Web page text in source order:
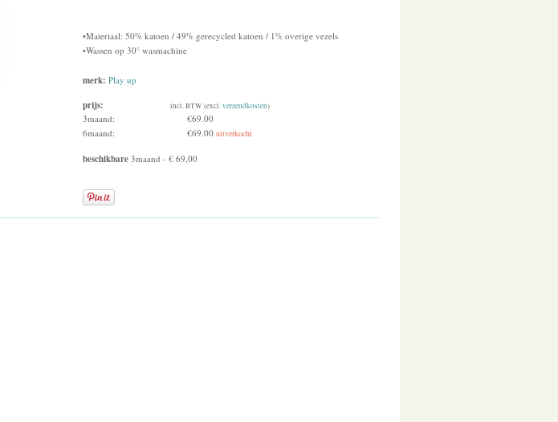
•Materiaal: 50% katoen / 49% gerecycled katoen / 1% overige vezels
•Wassen op 30° wasmachine
merk: Play up
prijs: incl. BTW (excl.verzendkosten)
3maand:
€69.00
6maand:
€69.00 uitverkocht
beschikbare 3maand - € 69,00